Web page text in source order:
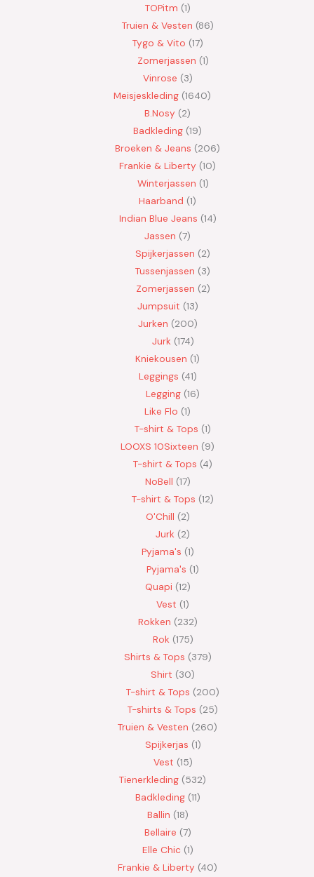
TOPitm 1
Truien & Vesten 86
Tygo & Vito 17
Zomerjassen 1
Vinrose 3
Meisjeskleding 1640
B.Nosy
2
Badkleding 19
Broeken & Jeans
206
Frankie & Liberty 10
Winterjassen 1
Haarband 1
Indian Blue Jeans 14
Jassen 7
Spijkerjassen
2
Tussenjassen
3
Zomerjassen 2
Jumpsuit 13
Jurken 200
Jurk 174
Kniekousen 1
Leggings 41
Legging 16
Like Flo 1
T-shirt & Tops 1
LOOXS 10Sixteen
9
T-shirt & Tops 4
NoBell 17
T-shirt & Tops 12
O'Chill 2
Jurk
2
Pyjama's 1
Pyjama's 1
Quapi 12
Vest 1
Rokken 232
Rok 175
Shirts & Tops 379
Shirt
30
T-shirt & Tops
200
T-shirts & Tops
25
Truien & Vesten
260
Spijkerjas 1
Vest 15
Tienerkleding 532
Badkleding 11
Ballin 18
Bellaire 7
Elle Chic 1
Frankie & Liberty 40